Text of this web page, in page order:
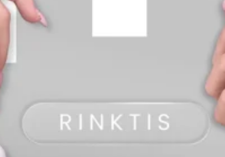
Prisijungti
Rewards“